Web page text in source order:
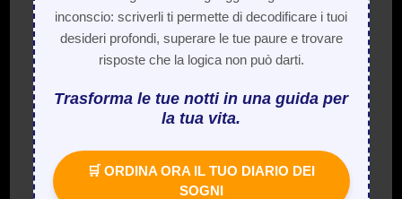
inconscio: scriverli ti permette di decodificare i tuoi
desideri profondi, superare le tue paure e trovare
risposte che la logica non può darti.
Trasforma le tue notti in una guida per
la tua vita.
🛒 ORDINA ORA IL TUO DIARIO DEI
SOGNI